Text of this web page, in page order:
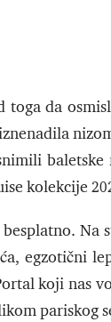
toga da
baletske
kolekcije
Na
egzotični
koji nas
pariskog